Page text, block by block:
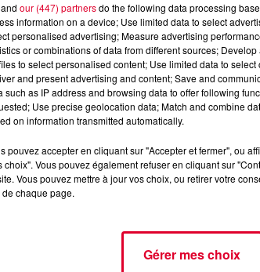
our (447) partnersdo the following data processing
information on a device; Use limited data to select
personalised advertising; Measure advertising
or combinations of data from different sources;
to select personalised content; Use limited data to
and present advertising and content; Save and
such as IP address and browsing data to offer following
Use precise geolocation data; Match and combine
on information transmitted automatically.
pouvez accepter en cliquant sur "Accepter et fermer", ou
choix". Vous pouvez également refuser en cliquant sur
Vous pouvez mettre à jour vos choix, ou retirer votre
de chaque page.
Gérer mes choix